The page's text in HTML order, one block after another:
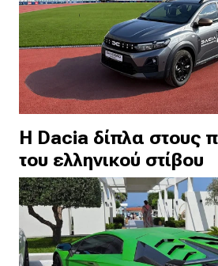
H Dacia δίπλα στους
του ελληνικού στίβου